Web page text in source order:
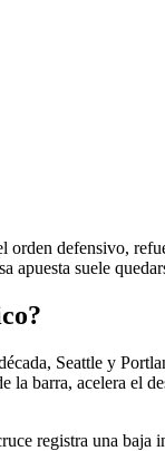
defensivo,
apuesta suele
Seattle y
barra, acelera el
registra una baja